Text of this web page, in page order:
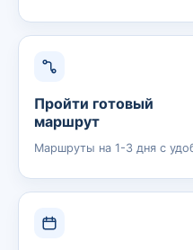
Пройти готовый
маршрут
Маршруты на 1-3 дня с